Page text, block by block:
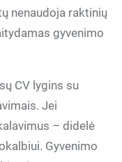
nenaudoja raktinių
gyvenimo
CV lygins su
Jei
– didelė
Gyvenimo